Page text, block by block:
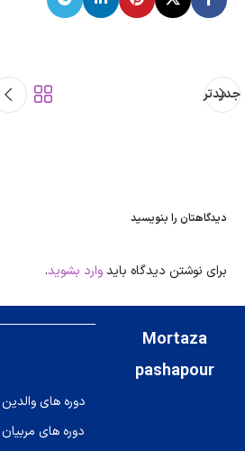
جدیدتر
دیدگاهتان را بنویسید
برای نوشتن دیدگاه بایدوارد بشوید.
دوره های والدین
دوره های مربیان
Mortaza
pashapour